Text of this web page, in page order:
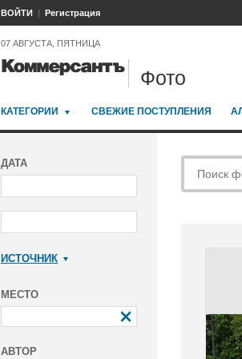
ВОЙТИ Регистрация
07 АВГУСТА, ПЯТНИЦА
Фото
КАТЕГОРИИ СВЕЖИЕ ПОСТУПЛЕНИЯ
ДАТА
ИСТОЧНИК
МЕСТО
АВТОР